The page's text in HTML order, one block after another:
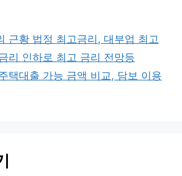
근황 법정 최고금리, 대부업 최고
리 인하로 최고 금리 전망등
택대출 가능 금액 비교, 담보 이용